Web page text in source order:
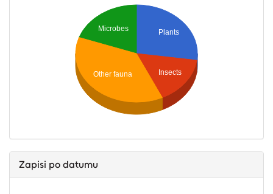
Plants
Insects
Microbes
Other fauna
Zapisi po datumu